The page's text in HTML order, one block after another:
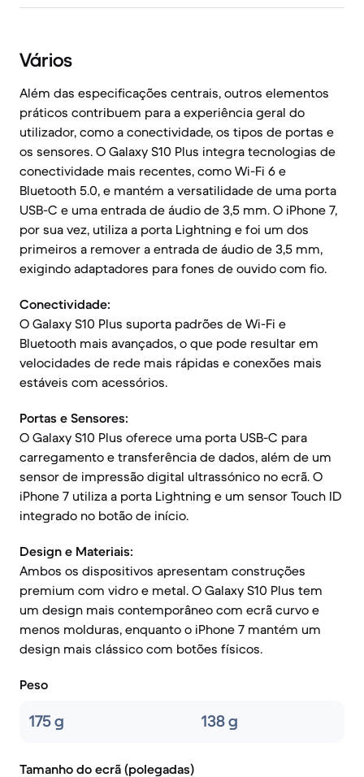
Vários
Além das especificações centrais, outros elementos
práticos contribuem para a experiência geral do
utilizador, como a conectividade, os tipos de portas e
os sensores. O Galaxy S10 Plus integra tecnologias de
conectividade mais recentes, como Wi-Fi 6 e
Bluetooth 5.0, e mantém a versatilidade de uma porta
USB-C e uma entrada de áudio de 3,5 mm. O iPhone 7,
por sua vez, utiliza a porta Lightning e foi um dos
primeiros a remover a entrada de áudio de 3,5 mm,
exigindo adaptadores para fones de ouvido com fio.
Conectividade:
O Galaxy S10 Plus suporta padrões de Wi-Fi e
Bluetooth mais avançados, o que pode resultar em
velocidades de rede mais rápidas e conexões mais
estáveis com acessórios.
Portas e Sensores:
O Galaxy S10 Plus oferece uma porta USB-C para
carregamento e transferência de dados, além de um
sensor de impressão digital ultrassónico no ecrã. O
iPhone 7 utiliza a porta Lightning e um sensor Touch ID
integrado no botão de início.
Design e Materiais:
Ambos os dispositivos apresentam construções
premium com vidro e metal. O Galaxy S10 Plus tem
um design mais contemporâneo com ecrã curvo e
menos molduras, enquanto o iPhone 7 mantém um
design mais clássico com botões físicos.
Peso
175 g 138 g
Tamanho do ecrã (polegadas)